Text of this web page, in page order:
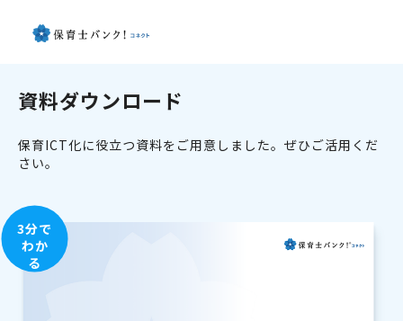
資料ダウンロード
保育ICT化に役立つ資料をご用意しました。ぜひご活用くだ
さい。
3分で
わか
る